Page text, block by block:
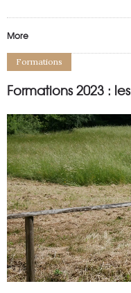
More
Formations
Formations 2023 :